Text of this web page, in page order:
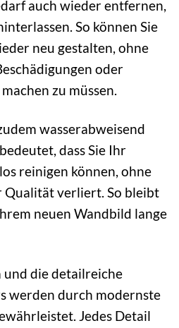
auch wieder entfernen,
So können Sie
neu gestalten, ohne
oder
zu müssen.
wasserabweisend
dass Sie Ihr
reinigen können, ohne
Qualität verliert. So bleibt
neuen Wandbild lange
die detailreiche
werden durch modernste
Jedes Detail